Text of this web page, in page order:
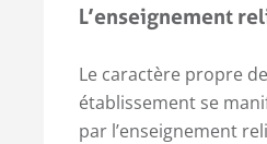
L’enseignement
Le caractère propre
établissement se
par l’enseignement